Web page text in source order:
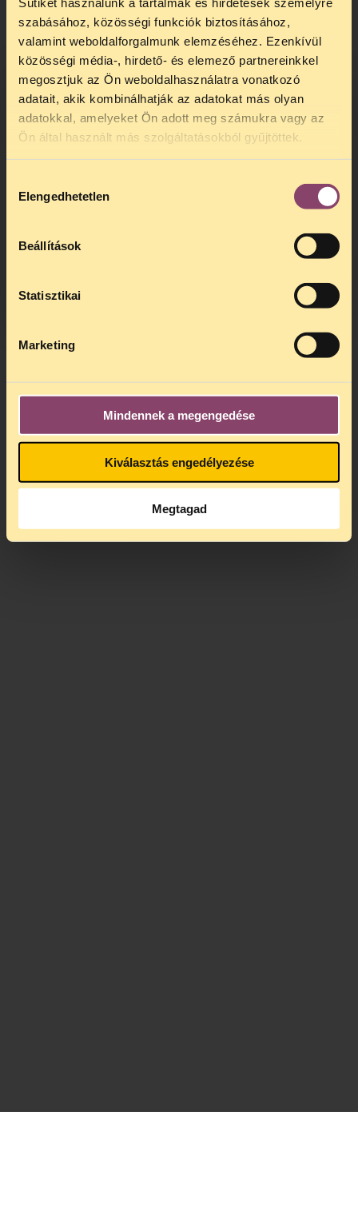
szabásához, közösségi funkciók biztosításához,
valamint weboldalforgalmunk elemzéséhez. Ezenkívül
közösségi média-, hirdető- és elemező partnereinkkel
megosztjuk az Ön weboldalhasználatra vonatkozó
adatait, akik kombinálhatják az adatokat más olyan
adatokkal, amelyeket Ön adott meg számukra vagy az
Ön által használt más szolgáltatásokból gyűjtöttek.
kiválasztása
Elengedhetetlen
Beállítások
Statisztikai
Marketing
Mindennek a megengedése
Kiválasztás engedélyezése
Megtagad
TELEFONOS JOGSEGÉLY
SZÜNET!
hogytelefonos jogsegélyünk július 27 és
telefonos jogsegély
kedden, 13 és 15 óra között lesz
alatt is elér minket.